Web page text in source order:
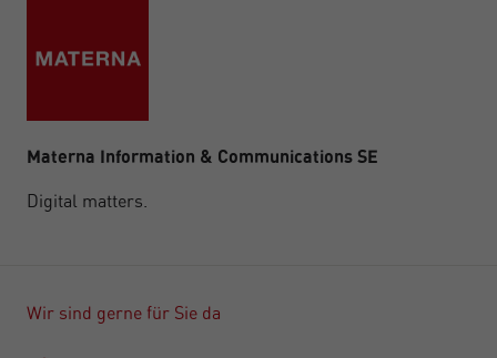
Materna Information & Communications SE
Digital matters.
Wir sind gerne für Sie da